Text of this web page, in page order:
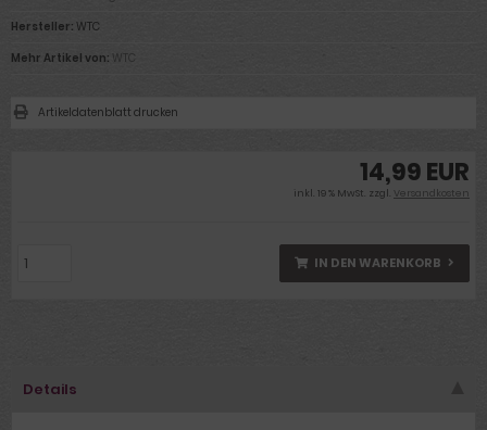
14,99 EUR
inkl. 19 % MwSt. zzgl. Versandkosten
IN DEN WARENKORB
Hersteller: WTC
Mehr Artikel von: WTC
Artikeldatenblatt drucken
Details